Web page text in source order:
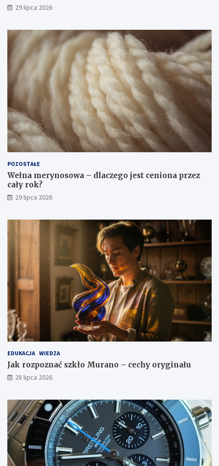
29 lipca 2026
POZOSTAŁE
Wełna merynosowa – dlaczego jest ceniona przez
cały rok?
29 lipca 2026
EDUKACJA WIEDZA
Jak rozpoznać szkło Murano – cechy oryginału
28 lipca 2026